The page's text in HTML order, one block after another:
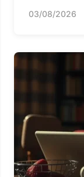
03/08/2026